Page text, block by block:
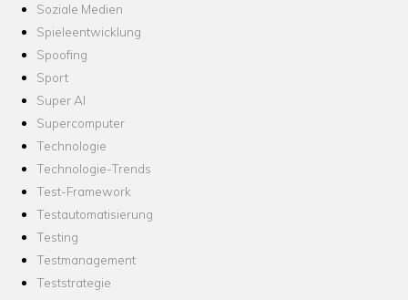
Soziale Medien
Spieleentwicklung
Spoofing
Sport
Super AI
Supercomputer
Technologie
Technologie-Trends
Test-Framework
Testautomatisierung
Testing
Testmanagement
Teststrategie